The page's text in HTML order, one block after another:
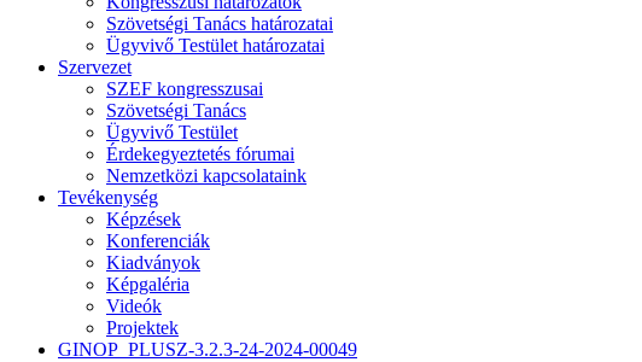
Szövetségi Tanács határozatai
Ügyvivő Testület határozatai
Szervezet
SZEF kongresszusai
Szövetségi Tanács
Ügyvivő Testület
Érdekegyeztetés fórumai
Nemzetközi kapcsolataink
Tevékenység
Képzések
Konferenciák
Kiadványok
Képgaléria
Videók
Projektek
GINOP_PLUSZ-3.2.3-24-2024-00049